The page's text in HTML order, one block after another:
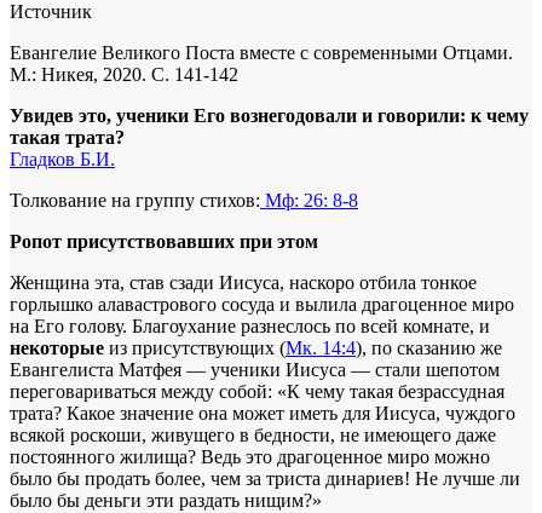
Источник
Евангелие Великого Поста вместе с современными Отцами.
М.: Никея, 2020. С. 141-142
Увидев это, ученики Его вознегодовали и говорили: к чему
такая трата?
Гладков Б.И.
Толкование на группу стихов: Мф: 26: 8-8
Ропот присутствовавших при этом
Женщина эта, став сзади Иисуса, наскоро отбила тонкое
горлышко алавастрового сосуда и вылила драгоценное миро
на Его голову. Благоухание разнеслось по всей комнате, и
некоторые из присутствующих (Мк. 14:4), по сказанию же
Евангелиста Матфея — ученики Иисуса — стали шепотом
переговариваться между собой: «К чему такая безрассудная
трата? Какое значение она может иметь для Иисуса, чуждого
всякой роскоши, живущего в бедности, не имеющего даже
постоянного жилища? Ведь это драгоценное миро можно
было бы продать более, чем за триста динариев! Не лучше ли
было бы деньги эти раздать нищим?»